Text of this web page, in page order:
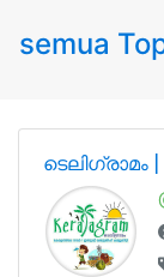
semua
ടെലിഗ്രാമം |